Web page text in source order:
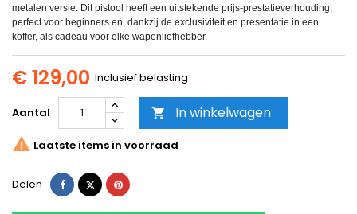
metalen versie. Dit pistool heeft een uitstekende prijs-prestatieverhouding,
perfect voor beginners en, dankzij de exclusiviteit en presentatie in een
koffer, als cadeau voor elke wapenliefhebber.
€ 129,00 Inclusief belasting
Aantal  In winkelwagen
 Laatste items in voorraad
Delen DelenTweetPinterest